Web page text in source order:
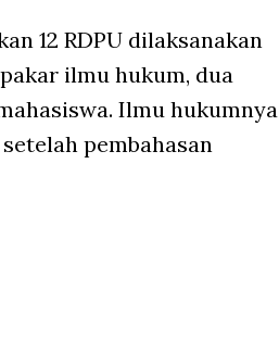
12 RDPU dilaksanakan
ilmu hukum, dua
Ilmu hukumnya
pembahasan